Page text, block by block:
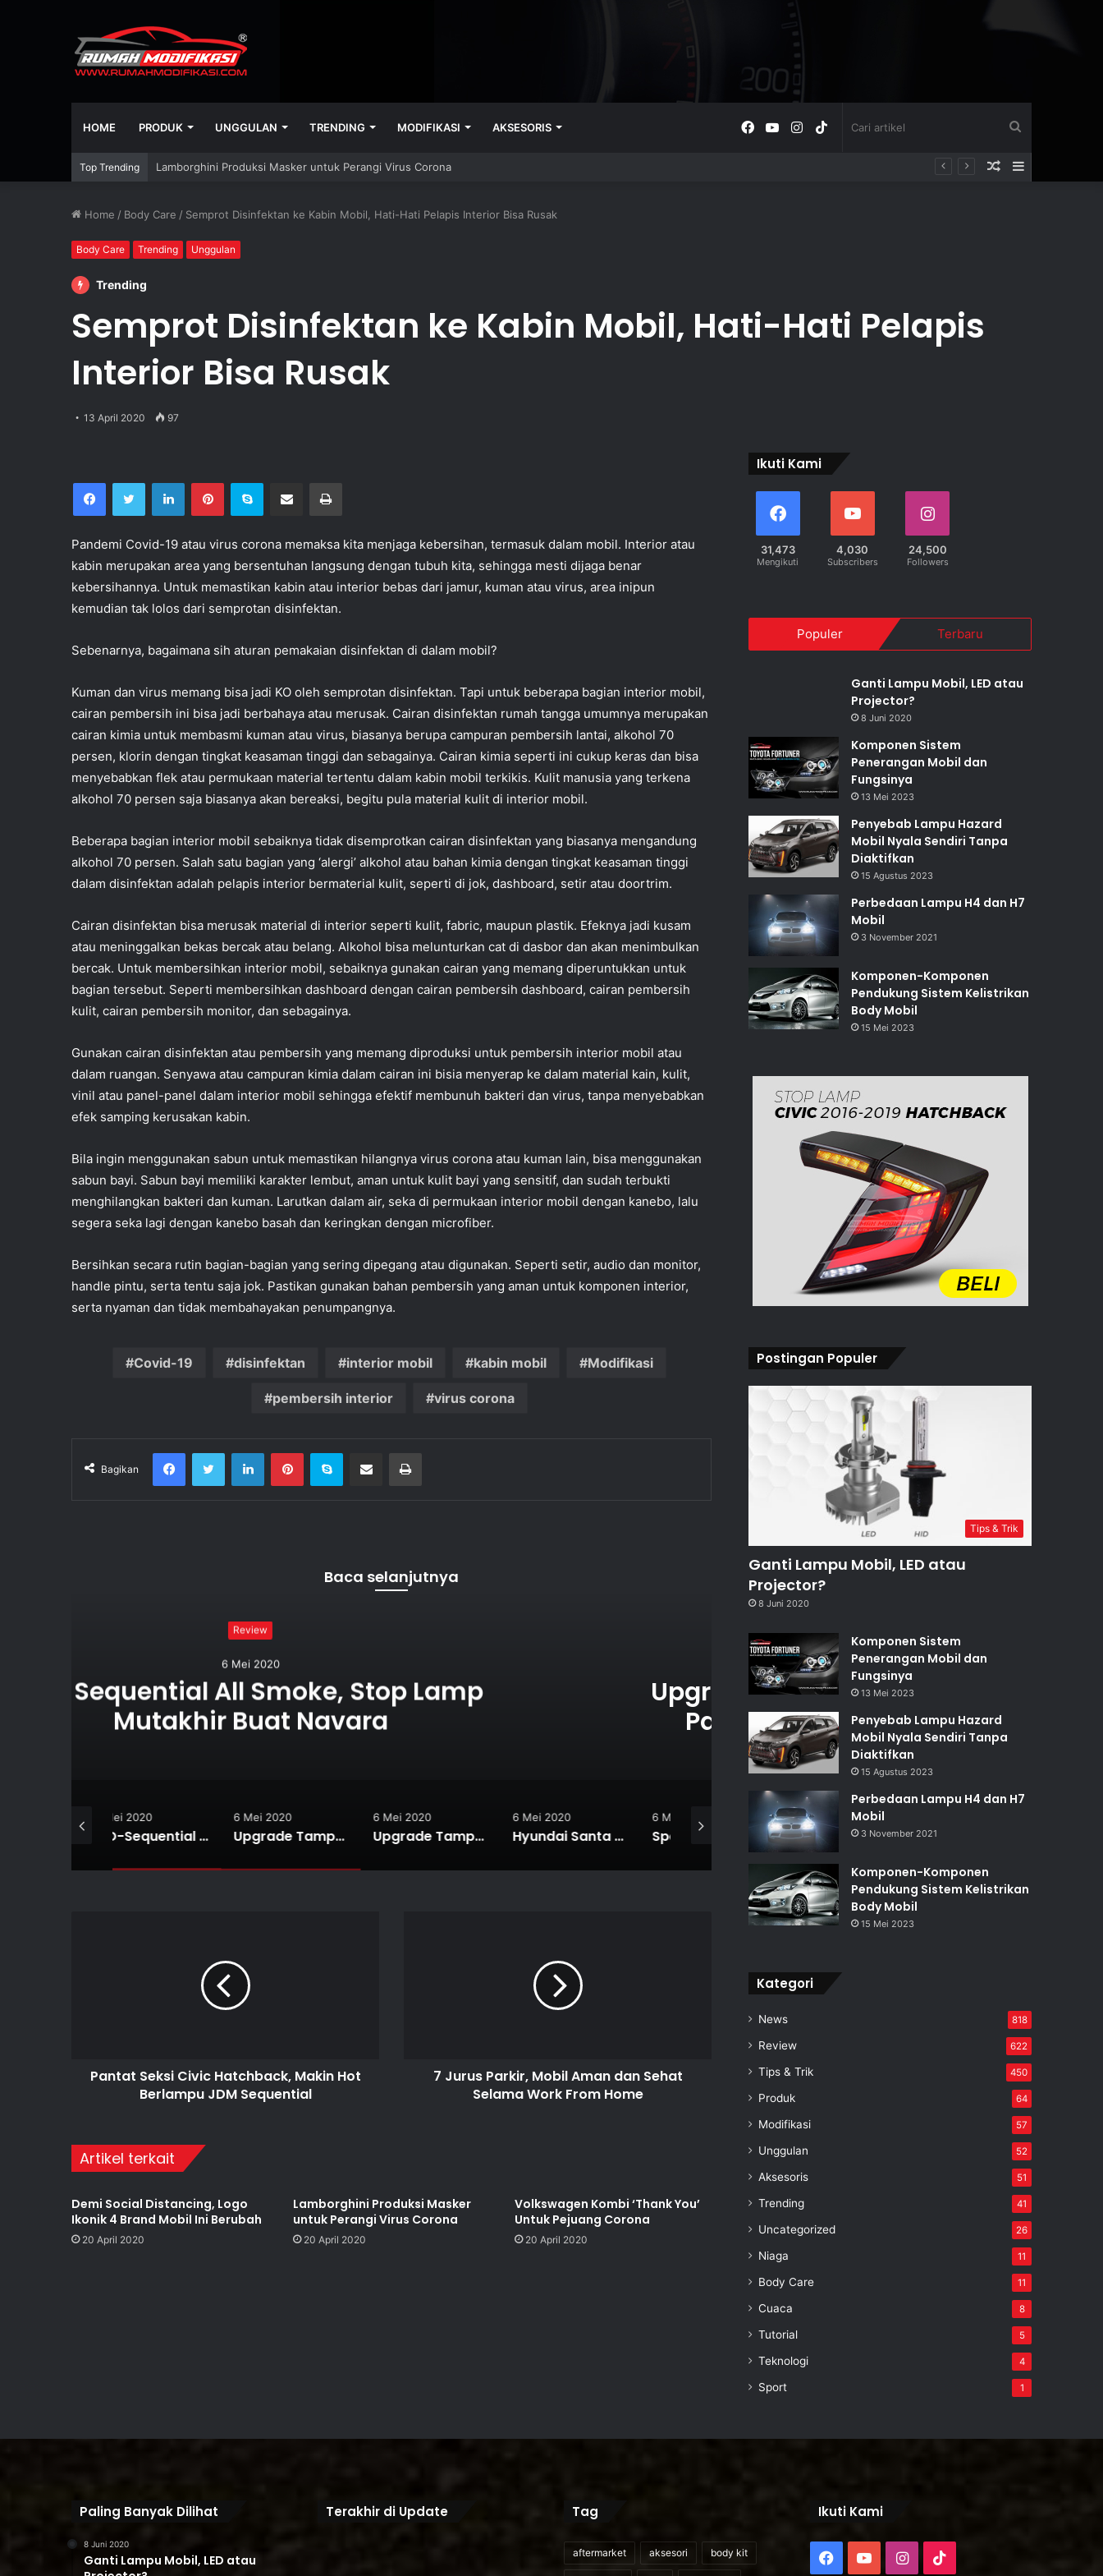
HOME PRODUK UNGGULAN TRENDING MODIFIKASI AKSESORIS
artikel
TikTok
Instagram
YouTube
Facebook
Top Trending Lamborghini Produksi Masker untuk Perangi Virus Corona
Acak
Home / Body Care / Semprot Disinfektan ke Kabin Mobil, Hati-Hati Pelapis Interior Bisa Rusak
Body Care Trending Unggulan
Trending
Semprot Disinfektan ke Kabin Mobil, Hati-Hati Pelapis
Interior Bisa Rusak
13 April 2020 97
FacebookTwitter LinkedIn Pinterest Bagikan via email
Pandemi Covid-19 atau virus corona memaksa kita menjaga kebersihan, termasuk dalam mobil. Interior atau
kabin merupakan area yang bersentuhan langsung dengan tubuh kita, sehingga mesti dijaga benar
kebersihannya. Untuk memastikan kabin atau interior bebas dari jamur, kuman atau virus, area inipun
kemudian tak lolos dari semprotan disinfektan.
Sebenarnya, bagaimana sih aturan pemakaian disinfektan di dalam mobil?
Kuman dan virus memang bisa jadi KO oleh semprotan disinfektan. Tapi untuk beberapa bagian interior mobil,
cairan pembersih ini bisa jadi berbahaya atau merusak. Cairan disinfektan rumah tangga umumnya merupakan
cairan kimia untuk membasmi kuman atau virus, biasanya berupa campuran pembersih lantai, alkohol 70
persen, klorin dengan tingkat keasaman tinggi dan sebagainya. Cairan kimia seperti ini cukup keras dan bisa
menyebabkan flek atau permukaan material tertentu dalam kabin mobil terkikis. Kulit manusia yang terkena
alkohol 70 persen saja biasanya akan bereaksi, begitu pula material kulit di interior mobil.
Beberapa bagian interior mobil sebaiknya tidak disemprotkan cairan disinfektan yang biasanya mengandung
alkohol 70 persen. Salah satu bagian yang ‘alergi’ alkohol atau bahan kimia dengan tingkat keasaman tinggi
dalam disinfektan adalah pelapis interior bermaterial kulit, seperti di jok, dashboard, setir atau doortrim.
Cairan disinfektan bisa merusak material di interior seperti kulit, fabric, maupun plastik. Efeknya jadi kusam
atau meninggalkan bekas bercak atau belang. Alkohol bisa melunturkan cat di dasbor dan akan menimbulkan
bercak. Untuk membersihkan interior mobil, sebaiknya gunakan cairan yang memang diperuntukkan untuk
bagian tersebut. Seperti membersihkan dashboard dengan cairan pembersih dashboard, cairan pembersih
kulit, cairan pembersih monitor, dan sebagainya.
Gunakan cairan disinfektan atau pembersih yang memang diproduksi untuk pembersih interior mobil atau
dalam ruangan. Senyawa atau campuran kimia dalam cairan ini bisia menyerap ke dalam material kain, kulit,
vinil atau panel-panel dalam interior mobil sehingga efektif membunuh bakteri dan virus, tanpa menyebabkan
efek samping kerusakan kabin.
Bila ingin menggunakan sabun untuk memastikan hilangnya virus corona atau kuman lain, bisa menggunakan
sabun bayi. Sabun bayi memiliki karakter lembut, aman untuk kulit bayi yang sensitif, dan sudah terbukti
menghilangkan bakteri dan kuman. Larutkan dalam air, seka di permukaan interior mobil dengan kanebo, lalu
segera seka lagi dengan kanebo basah dan keringkan dengan microfiber.
Bersihkan secara rutin bagian-bagian yang sering dipegang atau digunakan. Seperti setir, audio dan monitor,
handle pintu, serta tentu saja jok. Pastikan gunakan bahan pembersih yang aman untuk komponen interior,
serta nyaman dan tidak membahayakan penumpangnya.
Covid-19 disinfektan interior mobil kabin mobil Modifikasi
pembersih interior virus corona
Bagikan
FacebookTwitter LinkedIn Pinterest Bagikan via email
Baca selanjutnya
Upgrade Tampang Mewah dan Safety,
Pakai Bumper Lamp Lambo Style
Upgrade Tampang Makin
4 Aksesori
6 Mei 2020
Upgrade Tampang Mewah dan Safety, Pakai Bumper Lamp Lambo Style
6 Mei 2020
Upgrade Tampang Makin Gampang, Pakai 4 Aksesori Eksterior Keren Ini
6 Mei 2020
Hyundai Santa Fe Irit dan Anti Maling, Pakai Throttle Control E-Drive Advance
6 Mei 2020
Spesial Buat Fortuner VRZ-SRZ, Stop Lamp Lexus Style Black JDM All Smoke Light Bar, Upgrade Safety dan Tampilan Pantat Pickup
6 Mei 2020
Spesial Pakai Angel Eyes dan Sequential, Lampu Honda CR-V Gen3
Pantat Seksi Civic Hatchback, Makin Hot
Berlampu JDM Sequential
7 Jurus Parkir, Mobil Aman dan Sehat
Selama Work From Home
Artikel terkait
Demi Social Distancing, Logo
Ikonik 4 Brand Mobil Ini Berubah
20 April 2020
Lamborghini Produksi Masker
untuk Perangi Virus Corona
20 April 2020
Volkswagen Kombi ‘Thank You’
Untuk Pejuang Corona
20 April 2020
Ikuti Kami
31,473
Mengikuti
4,030
Subscribers
24,500
Followers
Populer Terbaru
Ganti Lampu Mobil, LED atau
Projector?
8 Juni 2020
Komponen Sistem
Penerangan Mobil dan
Fungsinya
13 Mei 2023
Penyebab Lampu Hazard
Mobil Nyala Sendiri Tanpa
Diaktifkan
15 Agustus 2023
Perbedaan Lampu H4 dan H7
Mobil
3 November 2021
Komponen-Komponen
Pendukung Sistem Kelistrikan
Body Mobil
15 Mei 2023
Postingan Populer
Tips & Trik
Ganti Lampu Mobil, LED atau
Projector?
8 Juni 2020
Komponen Sistem
Penerangan Mobil dan
Fungsinya
13 Mei 2023
Penyebab Lampu Hazard
Mobil Nyala Sendiri Tanpa
Diaktifkan
15 Agustus 2023
Perbedaan Lampu H4 dan H7
Mobil
3 November 2021
Komponen-Komponen
Pendukung Sistem Kelistrikan
Body Mobil
15 Mei 2023
Kategori
News 818
Review 622
Tips & Trik 450
Produk 64
Modifikasi 57
Unggulan 52
Aksesoris 51
Trending 41
Uncategorized 26
Niaga 11
Body Care 11
Cuaca 8
Tutorial 5
Teknologi 4
Sport 1
Paling Banyak Dilihat
8 Juni 2020
Ganti Lampu Mobil, LED atau
Terakhir di Update Tag
aftermarket aksesori body kit
Ikuti Kami
FacebookYouTubeInstagram